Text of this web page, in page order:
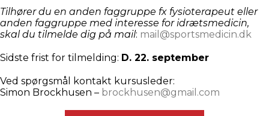
Tilhører du en anden faggruppe fx fysioterapeut eller
anden faggruppe med interesse for idrætsmedicin,
skal du tilmelde dig på mail: mail@sportsmedicin.dk
Sidste frist for tilmelding: D. 22. september
Ved spørgsmål kontakt kursusleder:
Simon Brockhusen – brockhusen@gmail.com